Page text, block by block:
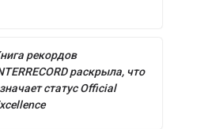
рекордов
раскрыла, что
статус Official